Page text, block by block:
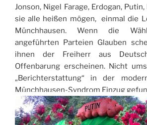
Jonson, Nigel Farage, Erdogan,
sie alle heißen mögen, einmal die
Münchhausen. Wenn die
angeführten Parteien Glauben
ihnen der Freiherr aus
Offenbarung erscheinen. Nicht
„Berichterstattung“ in der
Münchhausen-Syndrom Einzug